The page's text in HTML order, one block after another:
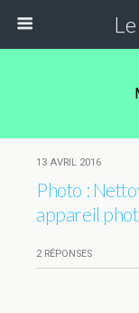
13 AVRIL 2016
Photo :
appareil
2 RÉPONSES